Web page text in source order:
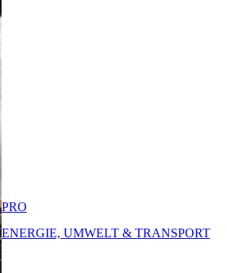
PRO
ENERGIE, UMWELT & TRANSPORT